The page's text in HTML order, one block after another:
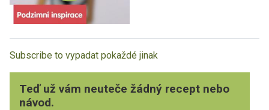
Subscribe to vypadat pokaždé jinak
Teď už vám neuteče žádný recept nebo
návod.